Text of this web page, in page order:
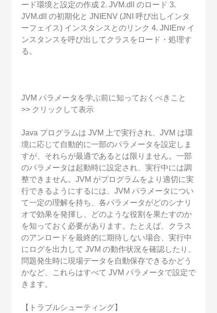
ード環境と設定の作成 2. JVM.dll のロード 3.
JVM.dll の初期化と JNIENV (JNI 呼び出しインタ
ーフェイス) インスタンスとのリンク 4. JNIEnv イ
ンスタンスを呼び出してクラスをロード・処理す
る。
JVM パラメータを学ぶ前に知っておくべきこと
>> クリックして表示
Java プログラムは JVM 上で実行され、JVM は環
境に応じて自動的に一部のパラメータを設定しま
すが、それらが最適であるとは限りません。一部
のパラメータは起動時に設定され、実行中には調
整できません。JVM がプログラムをより適切に実
行できるようにするには、JVM パラメータについ
て一定の理解を持ち、各パラメータがどのシナリ
オで効果を発揮し、どのような役割を果たすのか
を知っておく必要があります。たとえば、クラス
のアンロードを最終的に期待しない場合、実行中
にログを出力して JVM の動作状況を確認したり、
問題発生時に現場データを自動保存できるかどう
かなど、これらはすべて JVM パラメータで設定で
きます。
【トラブルシューティング】